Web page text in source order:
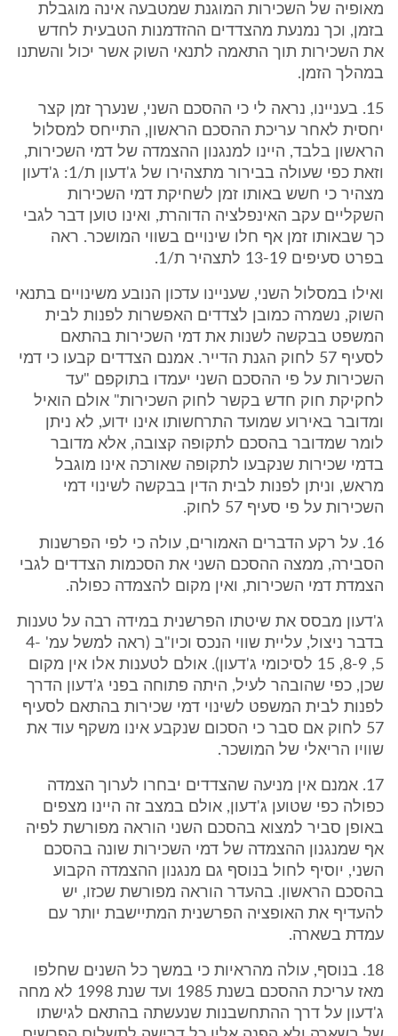
מאופיה של השכירות המוגנת שמטבעה אינה מוגבלת
בזמן, וכך נמנעת מהצדדים ההזדמנות הטבעית לחדש
את השכירות תוך התאמה לתנאי השוק אשר יכול והשתנו
במהלך הזמן.
15. בעניינו, נראה לי כי ההסכם השני, שנערך זמן קצר
יחסית לאחר עריכת ההסכם הראשון, התייחס למסלול
הראשון בלבד, היינו למנגנון ההצמדה של דמי השכירות,
וזאת כפי שעולה בבירור מתצהירו של ג'דעון ת/1: ג'דעון
מצהיר כי חשש באותו זמן לשחיקת דמי השכירות
השקליים עקב האינפלציה הדוהרת, ואינו טוען דבר לגבי
כך שבאותו זמן אף חלו שינויים בשווי המושכר. ראה
בפרט סעיפים 13-19 לתצהיר ת/1.
ואילו במסלול השני, שעניינו עדכון הנובע משינויים בתנאי
השוק, נשמרה כמובן לצדדים האפשרות לפנות לבית
המשפט בבקשה לשנות את דמי השכירות בהתאם
לסעיף 57 לחוק הגנת הדייר. אמנם הצדדים קבעו כי דמי
השכירות על פי ההסכם השני יעמדו בתוקפם "עד
לחקיקת חוק חדש בקשר לחוק השכירות" אולם הואיל
ומדובר באירוע שמועד התרחשותו אינו ידוע, לא ניתן
לומר שמדובר בהסכם לתקופה קצובה, אלא מדובר
בדמי שכירות שנקבעו לתקופה שאורכה אינו מוגבל
מראש, וניתן לפנות לבית הדין בבקשה לשינוי דמי
השכירות על פי סעיף 57 לחוק.
16. על רקע הדברים האמורים, עולה כי לפי הפרשנות
הסבירה, ממצה ההסכם השני את הסכמות הצדדים לגבי
הצמדת דמי השכירות, ואין מקום להצמדה כפולה.
ג'דעון מבסס את שיטתו הפרשנית במידה רבה על טענות
בדבר ניצול, עליית שווי הנכס וכיו"ב (ראה למשל עמ' 4-
5, 8-9, 15 לסיכומי ג'דעון). אולם לטענות אלו אין מקום
שכן, כפי שהובהר לעיל, היתה פתוחה בפני ג'דעון הדרך
לפנות לבית המשפט לשינוי דמי שכירות בהתאם לסעיף
57 לחוק אם סבר כי הסכום שנקבע אינו משקף עוד את
שוויו הריאלי של המושכר.
17. אמנם אין מניעה שהצדדים יבחרו לערוך הצמדה
כפולה כפי שטוען ג'דעון, אולם במצב זה היינו מצפים
באופן סביר למצוא בהסכם השני הוראה מפורשת לפיה
אף שמנגנון ההצמדה של דמי השכירות שונה בהסכם
השני, יוסיף לחול בנוסף גם מנגנון ההצמדה הקבוע
בהסכם הראשון. בהעדר הוראה מפורשת שכזו, יש
להעדיף את האופציה הפרשנית המתיישבת יותר עם
עמדת בשארה.
18. בנוסף, עולה מהראיות כי במשך כל השנים שחלפו
מאז עריכת ההסכם בשנת 1985 ועד שנת 1998 לא מחה
ג'דעון על דרך ההתחשבנות שנעשתה בהתאם לגישתו